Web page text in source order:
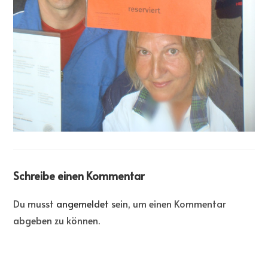
Schreibe einen Kommentar
Du musst angemeldet sein, um einen Kommentar
abgeben zu können.